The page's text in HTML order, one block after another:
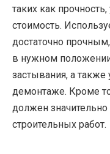
таких как
стоимость.
достаточно
в нужном
застывания, а
демонтаже. Кроме
должен значительно
строительных работ.